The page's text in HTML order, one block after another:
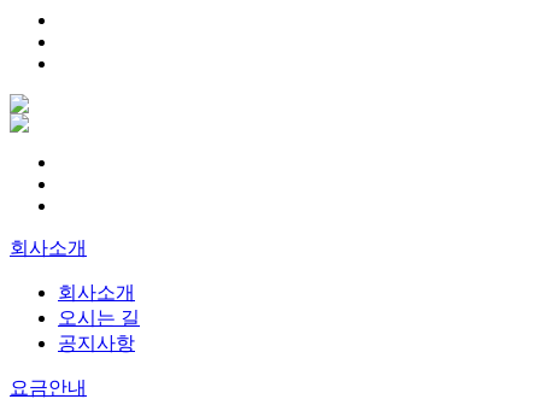
회사소개
회사소개
오시는 길
공지사항
요금안내